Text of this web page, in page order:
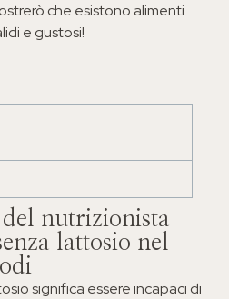
che esistono alimenti
e gustosi!
nutrizionista
lattosio nel
significa essere incapaci di